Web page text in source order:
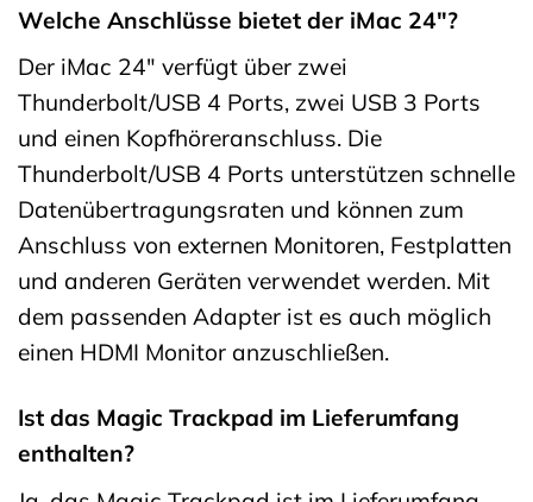
Welche Anschlüsse bietet der iMac 24″?
Der iMac 24″ verfügt über zwei
Thunderbolt/USB 4 Ports, zwei USB 3 Ports
und einen Kopfhöreranschluss. Die
Thunderbolt/USB 4 Ports unterstützen schnelle
Datenübertragungsraten und können zum
Anschluss von externen Monitoren, Festplatten
und anderen Geräten verwendet werden. Mit
dem passenden Adapter ist es auch möglich
einen HDMI Monitor anzuschließen.
Ist das Magic Trackpad im Lieferumfang
enthalten?